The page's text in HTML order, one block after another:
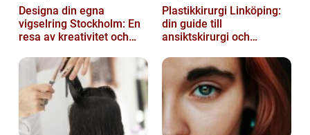
Designa din egna
vigselring Stockholm: En
resa av kreativitet och
Plastikkirurgi Linköping:
din guide till
ansiktskirurgi och